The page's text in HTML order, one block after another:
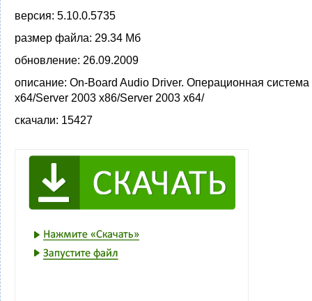
версия: 5.10.0.5735
размер файла: 29.34 Мб
обновление: 26.09.2009
описание: On-Board Audio Driver. Операционная
x64/Server 2003 x86/Server 2003 x64/
скачали: 15427